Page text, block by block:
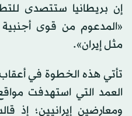
إن بريطانيا ستتصدى
«المدعوم من قوى أجنبية
مثل إيران».
تأتي هذه الخطوة في
العمد التي استهدفت
ومعارضين إيرانيين؛ إذ